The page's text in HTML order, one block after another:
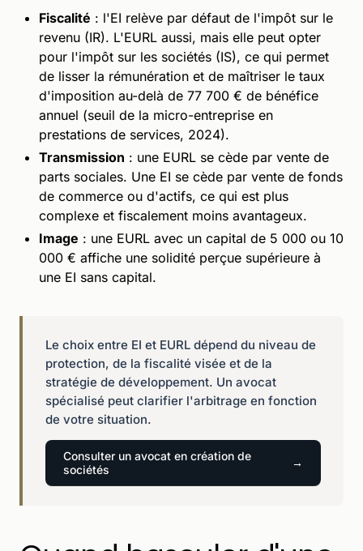
Fiscalité : l'EI relève par défaut de l'impôt sur le
revenu (IR). L'EURL aussi, mais elle peut opter
pour l'impôt sur les sociétés (IS), ce qui permet
de lisser la rémunération et de maîtriser le taux
d'imposition au-delà de 77 700 € de bénéfice
annuel (seuil de la micro-entreprise en
prestations de services, 2024).
Transmission : une EURL se cède par vente de
parts sociales. Une EI se cède par vente de fonds
de commerce ou d'actifs, ce qui est plus
complexe et fiscalement moins avantageux.
Image : une EURL avec un capital de 5 000 ou 10
000 € affiche une solidité perçue supérieure à
une EI sans capital.
Le choix entre EI et EURL dépend du niveau de
protection, de la fiscalité visée et de la
stratégie de développement. Un avocat
spécialisé peut clarifier l'arbitrage en fonction
de votre situation.
Consulter un avocat en création de
sociétés